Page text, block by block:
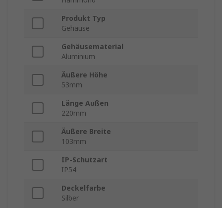
Produkt Typ
Gehäuse
Gehäusematerial
Aluminium
Äußere Höhe
53mm
Länge Außen
220mm
Äußere Breite
103mm
IP-Schutzart
IP54
Deckelfarbe
Silber